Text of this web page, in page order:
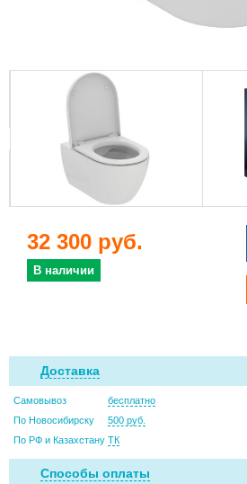
32 300 руб.
В наличии
Доставка
Самовывоз
бесплатно
По Новосибирску
500 руб.
По РФ и Казахстану ТК
Способы оплаты